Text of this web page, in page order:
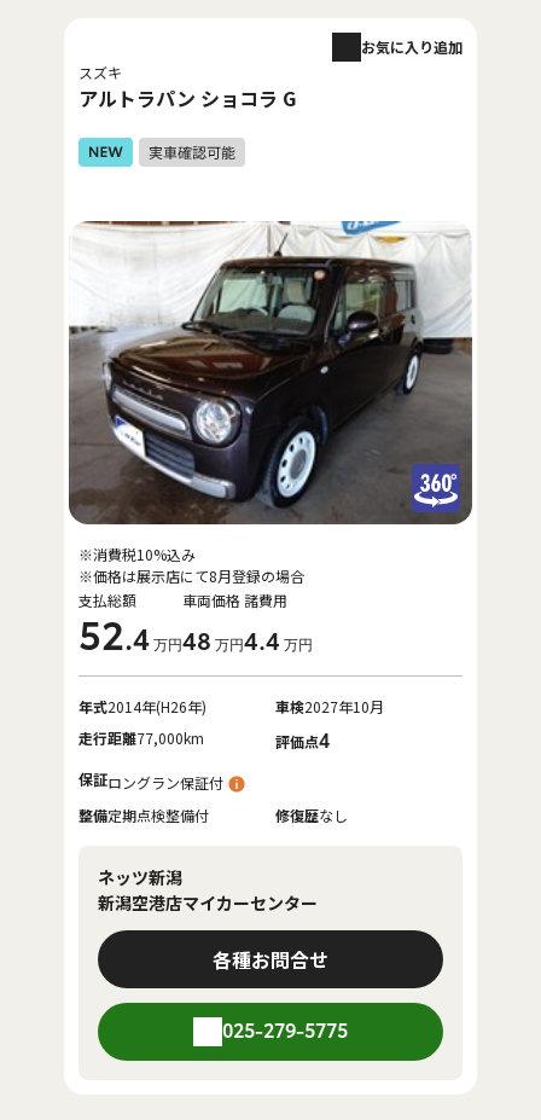
スズキ
アルトラパン ショコラ G
お気に入り追加
支払総額
52.4 万円
車両価格
48 万円
諸費用
4.4 万円
※消費税10%込み
※価格は展示店にて8月登録の場合
年式2014年(H26年) 車検2027年10月
走行距離77,000km 評価点4
保証ロングラン保証付
整備定期点検整備付 修復歴なし
ネッツ新潟
新潟空港店マイカーセンター
各種お問合せ
025-279-5775